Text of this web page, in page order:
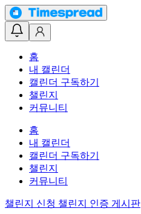
홈
내 캘린더
캘린더 구독하기
챌린지
커뮤니티
홈
내 캘린더
캘린더 구독하기
챌린지
커뮤니티
챌린지 신청 챌린지 인증 게시판